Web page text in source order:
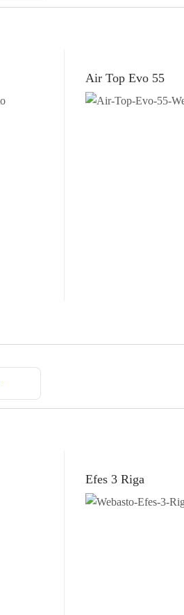
Air Top Evo 55
Efes 3 Riga